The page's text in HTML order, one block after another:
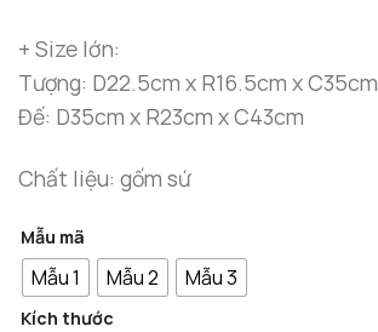
+ Size lớn:
Tượng: D22.5cm x R16.5cm x C35cm
Đế: D35cm x R23cm x C43cm
Chất liệu: gốm sứ
Mẫu mã
Mẫu 1 Mẫu 2 Mẫu 3
Kích thước